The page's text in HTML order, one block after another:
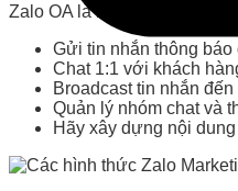
Zalo OA là nền tảng dành
Gửi tin nhắn thông báo
Chat 1:1 với khách
Broadcast tin nhắn
Quản lý nhóm chat và
Hãy xây dựng nội